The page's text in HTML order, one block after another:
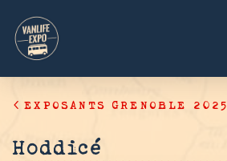
EXPOSANTS GRENOBLE 2025
Hoddicé